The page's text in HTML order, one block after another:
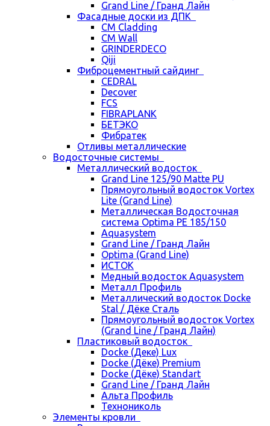
Grand Line / Гранд Лайн
Фасадные доски из ДПК
CM Cladding
CM Wall
GRINDERDECO
Qiji
Фиброцементный сайдинг
CEDRAL
Decover
FCS
FIBRAPLANK
БЕТЭКО
Фибратек
Отливы металлические
Водосточные системы
Металлический водосток
Grand Line 125/90 Matte PU
Прямоугольный водосток Vortex
Lite (Grand Line)
Металлическая Водосточная
система Optima PE 185/150
Aquasystem
Grand Line / Гранд Лайн
Optima (Grand Line)
ИСТОК
Медный водосток Aquasystem
Металл Профиль
Металлический водосток Docke
Stal / Дёке Сталь
Прямоугольный водосток Vortex
(Grand Line / Гранд Лайн)
Пластиковый водосток
Docke (Деке) Lux
Docke (Дёке) Premium
Docke (Дёке) Standart
Grand Line / Гранд Лайн
Альта Профиль
Технониколь
Элементы кровли